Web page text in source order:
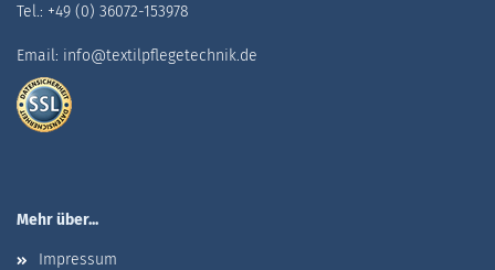
Tel.: +49 (0) 36072-153978
Email: info@textilpflegetechnik.de
Mehr über...
Impressum